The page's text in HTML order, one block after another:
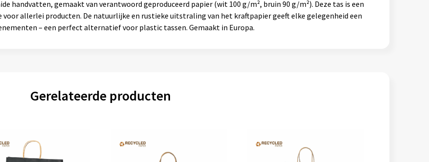
handvatten, gemaakt van verantwoord geproduceerd papier (wit 100 g/m², bruin 90 g/m²). Deze tas is een
allerlei producten. De natuurlijke en rustieke uitstraling van het kraftpapier geeft elke gelegenheid een
– een perfect alternatief voor plastic tassen. Gemaakt in Europa.
Gerelateerde producten